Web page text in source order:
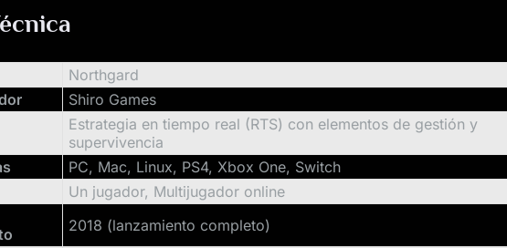
Northgard
Shiro Games
Estrategia en tiempo real (RTS) con elementos de gestión y
supervivencia
PC, Mac, Linux, PS4, Xbox One, Switch
Un jugador, Multijugador online
2018 (lanzamiento completo)